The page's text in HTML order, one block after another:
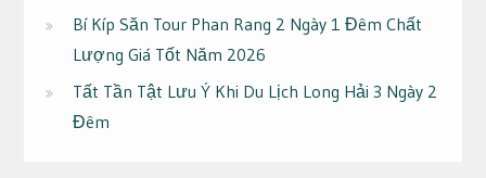
Bí Kíp Săn Tour Phan Rang 2 Ngày 1 Đêm Chất
Lượng Giá Tốt Năm 2026
Tất Tần Tật Lưu Ý Khi Du Lịch Long Hải 3 Ngày 2
Đêm